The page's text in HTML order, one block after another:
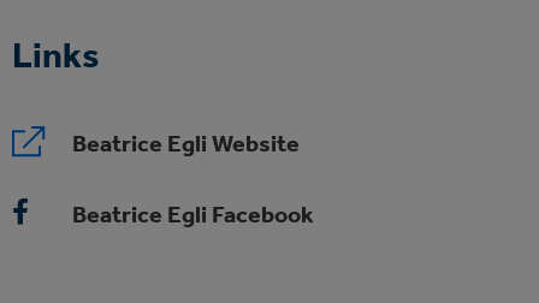
Links
Beatrice Egli Website
Beatrice Egli Facebook